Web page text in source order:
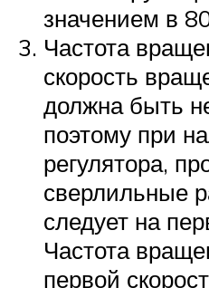
значением в
Частота
скорость
должна быть
поэтому при
регулятора,
сверлильные
следует на
Частота
первой